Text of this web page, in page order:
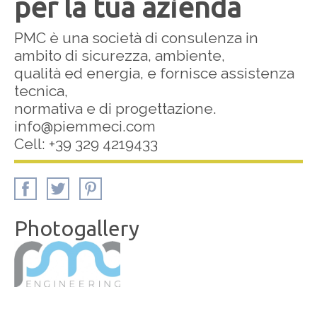
per la tua azienda
PMC è una società di consulenza in
ambito di sicurezza, ambiente,
qualità ed energia, e fornisce assistenza
tecnica,
normativa e di progettazione.
info@piemmeci.com
Cell: +39 329 4219433
Photogallery